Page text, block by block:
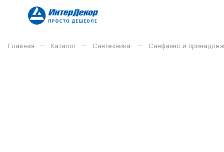
Главная – Каталог – Сантехника – Санфаянс и